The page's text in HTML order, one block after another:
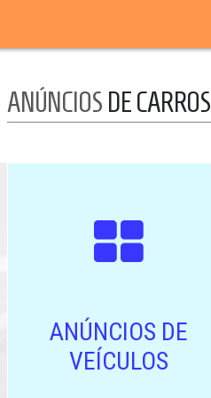
ANÚNCIOS DE CARROS
ANÚNCIOS DE
VEÍCULOS